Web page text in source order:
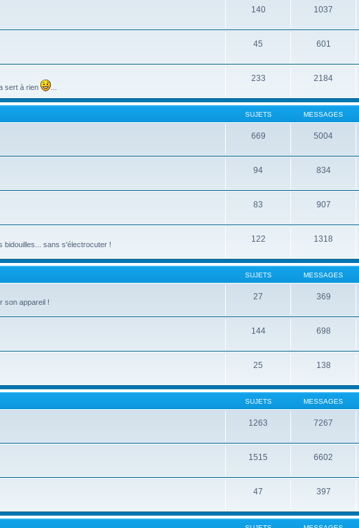
140 1037
45 601
sert à rien
233 2184
SUJETS MESSAGES
669 5004
94 834
83 907
bidouilles... sans s'électrocuter !
122 1318
SUJETS MESSAGES
son appareil !
27 369
144 698
25 138
SUJETS MESSAGES
1263 7267
1515 6602
47 397